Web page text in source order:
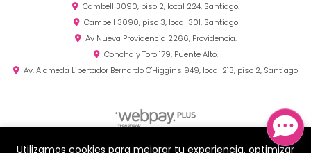
Cambell 3090, piso 2, local 224, Santiago.
Cambell 3090, piso 3, local 301, Santiago
Av Nueva Providencia 2266, Providencia.
Concha y Toro 179, Puente Alto.
Av. Alameda Libertador Bernardo O'Higgins 949, local 213, piso 2, Santiago
Utilizamos cookies para mejorar tu experiencia, optimizar